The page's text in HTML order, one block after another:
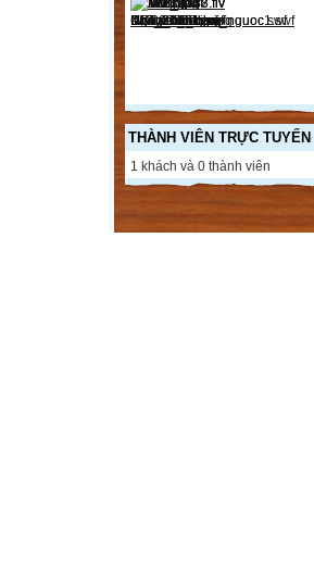
THÀNH VIÊN TRỰC TUYẾN
1 khách và 0 thành viên